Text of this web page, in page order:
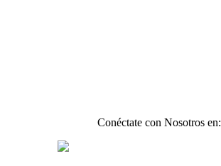
Conéctate con Nosotros en: